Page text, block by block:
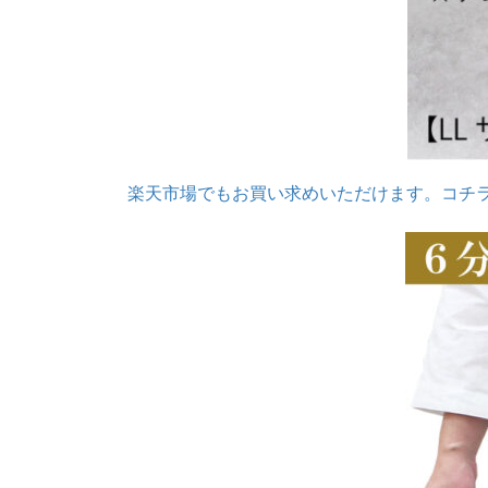
楽天市場でもお買い求めいただけます。コチ